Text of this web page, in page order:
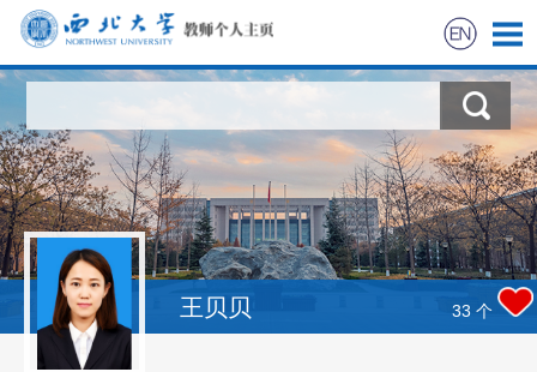
科学研究
教学研究
获奖信息
招生信息
王贝贝 33 个